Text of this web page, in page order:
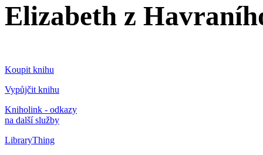
Elizabeth z
Koupit knihu
Vypůjčit knihu
Kniholink - odkazy
na další služby
LibraryThing